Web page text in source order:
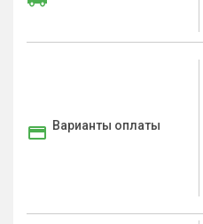
Варианты оплаты